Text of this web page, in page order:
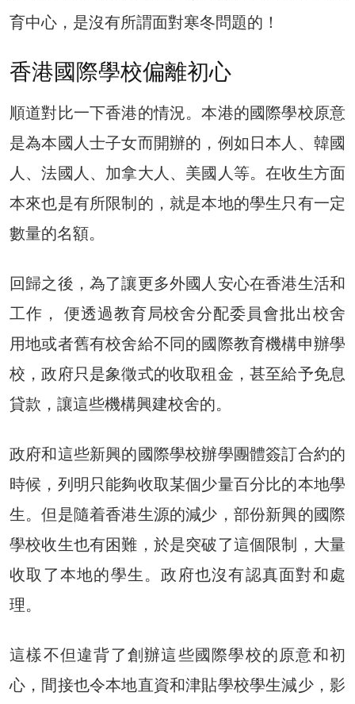
育中心，是沒有所謂面對寒冬問題的！
香港國際學校偏離初心
順道對比一下香港的情況。本港的國際學校原意
是為本國人士子女而開辦的，例如日本人、韓國
人、法國人、加拿大人、美國人等。在收生方面
本來也是有所限制的，就是本地的學生只有一定
數量的名額。
回歸之後，為了讓更多外國人安心在香港生活和
工作， 便透過教育局校舍分配委員會批出校舍
用地或者舊有校舍給不同的國際教育機構申辦學
校，政府只是象徵式的收取租金，甚至給予免息
貸款，讓這些機構興建校舍的。
政府和這些新興的國際學校辦學團體簽訂合約的
時候，列明只能夠收取某個少量百分比的本地學
生。但是隨着香港生源的減少，部份新興的國際
學校收生也有困難，於是突破了這個限制，大量
收取了本地的學生。政府也沒有認真面對和處
理。
這樣不但違背了創辦這些國際學校的原意和初
心，間接也令本地直資和津貼學校學生減少，影